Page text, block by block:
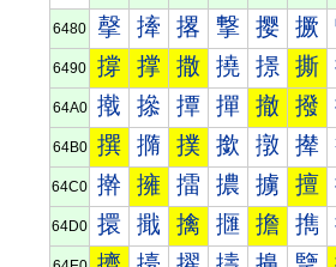
6480 撀 撁 撂 撃 撄 撅
6490 撐 撑 撒 撓 撔 撕
64A0 撠 撡 撢 撣 撤 撥
64B0 撰 撱 撲 撳 撴 撵
64C0 擀 擁 擂 擃 擄 擅
64D0 擐 擑 擒 擓 擔 擕